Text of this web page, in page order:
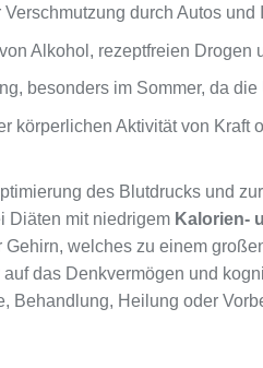
durch Autos und
Alkohol, rezeptfreien Drogen
besonders im Sommer, da
körperlichen Aktivität von Kraft
des Blutdrucks und
Diäten mit niedrigem Kalorien-
Gehirn, welches zu einem
das Denkvermögen und
Behandlung, Heilung oder